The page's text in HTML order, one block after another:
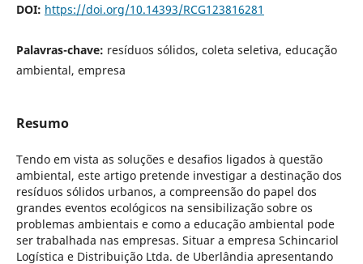
DOI: https://doi.org/10.14393/RCG123816281
Palavras-chave: resíduos sólidos, coleta seletiva, educação
ambiental, empresa
Resumo
Tendo em vista as soluções e desafios ligados à questão
ambiental, este artigo pretende investigar a destinação dos
resíduos sólidos urbanos, a compreensão do papel dos
grandes eventos ecológicos na sensibilização sobre os
problemas ambientais e como a educação ambiental pode
ser trabalhada nas empresas. Situar a empresa Schincariol
Logística e Distribuição Ltda. de Uberlândia apresentando